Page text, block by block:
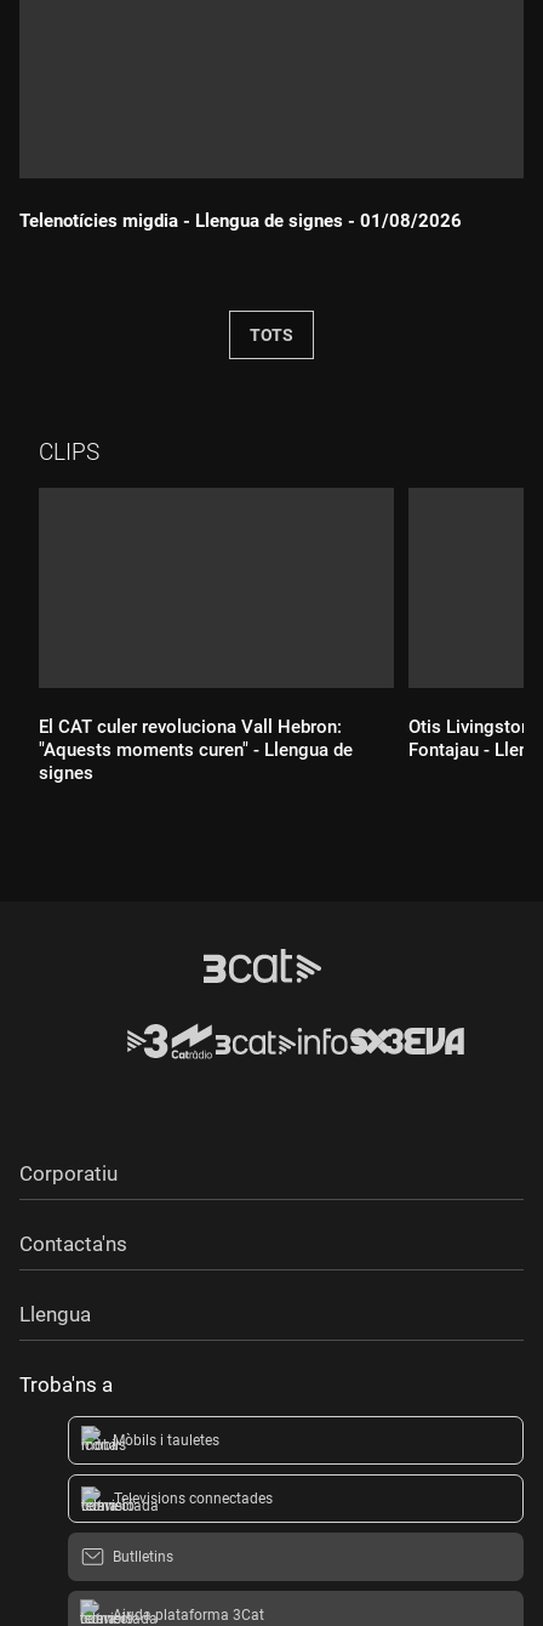
Telenotícies migdia - Llengua de signes - 01/08/2026
TOTS
CLIPS
El CAT culer revoluciona Vall Hebron:
"Aquests moments curen" - Llengua de
signes
Otis Livingston,
Fontajau -
Corporatiu
Contacta'ns
Llengua
Troba'ns a
Mòbils i tauletes
Televisions connectades
Butlletins
Ajuda plataforma 3Cat